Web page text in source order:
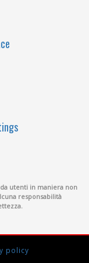
utenti in maniera non
responsabilità
policy